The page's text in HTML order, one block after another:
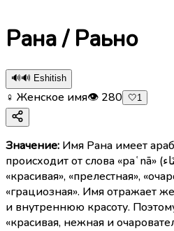
Рана / Раьно
🔊🔊 Eshitish
♀ Женское имя👁 280 🤍1
Значение: Имя Рана имеет
происходит от слова «раʿnā» (رَعْنَاء), что означает
«красивая», «прелестная»,
«грациозная». Имя отражает
и внутреннюю красоту.
«красивая, нежная и